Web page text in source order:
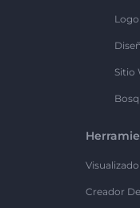
Logo
Sitio
Creador